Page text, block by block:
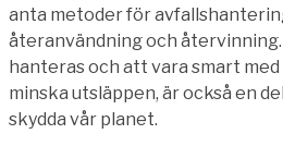
anta metoder för
återanvändning och
hanteras och att vara smart
minska utsläppen, är också en
skydda vår planet.